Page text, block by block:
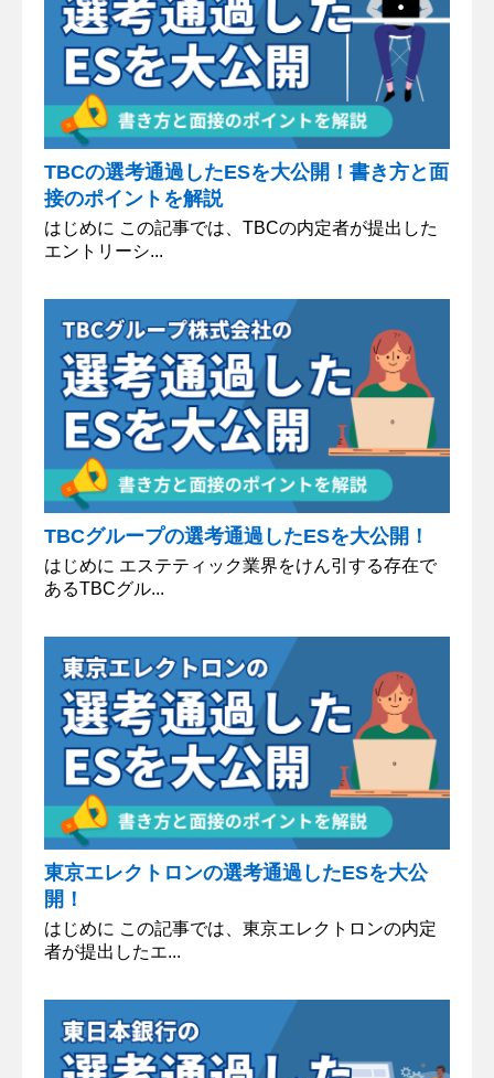
TBCの選考通過したESを大公開！書き方と面
接のポイントを解説
はじめに この記事では、TBCの内定者が提出した
エントリーシ...
TBCグループの選考通過したESを大公開！
はじめに エステティック業界をけん引する存在で
あるTBCグル...
東京エレクトロンの選考通過したESを大公
開！
はじめに この記事では、東京エレクトロンの内定
者が提出したエ...